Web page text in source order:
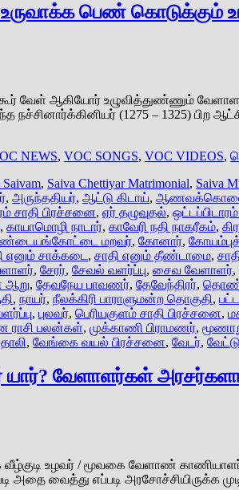
உருவாக்க பெண்
வேள் ஆகியோர் உழுவித்துண்ணும்
நச்சினார்க்கினியர் (1275 – 1325) பிற
NEWS, VOC SONGS, VOC VIDEOS,
, Saiva Chettiyar Matrimonial, Saiva
, அருந்ததியர், ஆட்டு கிடாய்,
சாதி பிரச்சனை, ஏர் தழுவுதல்,
, காயாமொழி நாடார், காவேரி நதி நாகரீகம்,
மறவர், கோனார்,
எனும் சாக்கடை, சாதி எனும் தீண்டாமை,
, சேரர், சேவல் வளர்ப்பு, சைவ வேளாளர்,
, தேவநேய பாவணர், தேவேந்திரர்,
, நாயர், நீலக்கிரி பாராளுமன்ற தொகுதி,
, புலவர், பெரியகுளம் சாதி பிரச்சனை,
ராசி பலன்கள், முக்காணி பிராமணர்,
, வேங்கை வயல் பிரச்சனை, வேடர்,
யார்? வேளாளர்கள்
உழவர் / மூவகை வேளாண்
அதை வைத்து எப்படி அரசோச்சியிருக்க